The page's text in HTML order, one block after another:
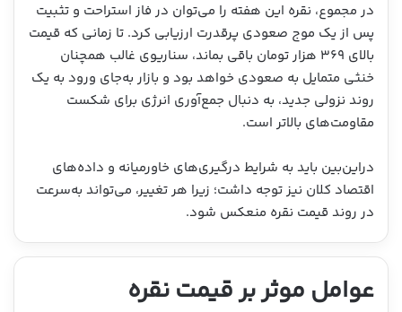
در مجموع، نقره این هفته را می‌توان در فاز استراحت و تثبیت
پس از یک موج صعودی پرقدرت ارزیابی کرد. تا زمانی که قیمت
بالای ۳۶۹ هزار تومان باقی بماند، سناریوی غالب همچنان
خنثی متمایل به صعودی خواهد بود و بازار به‌جای ورود به یک
روند نزولی جدید، به دنبال جمع‌آوری انرژی برای شکست
مقاومت‌های بالاتر است.
دراین‌بین باید به شرایط درگیری‌های خاورمیانه و داده‌های
اقتصاد کلان نیز توجه داشت؛ زیرا هر تغییر، می‌تواند به‌سرعت
در روند قیمت نقره منعکس شود.
عوامل موثر بر قیمت نقره